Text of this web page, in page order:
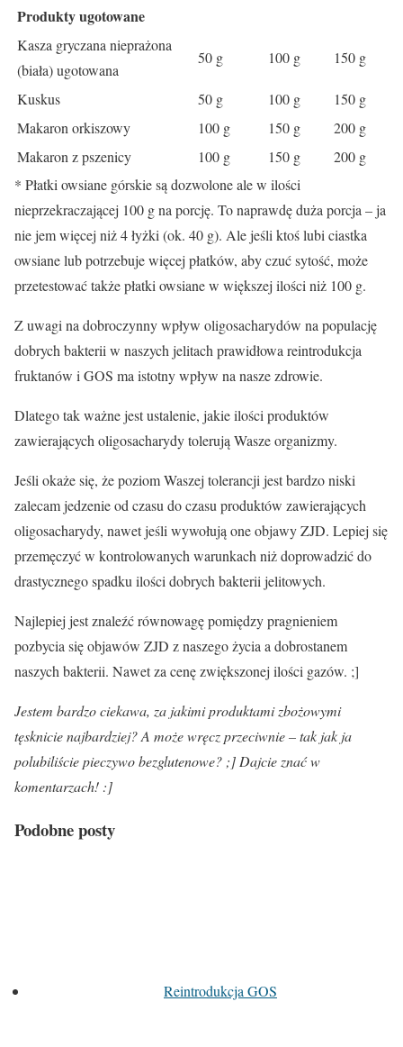
Produkty ugotowane
Kasza gryczana nieprażona
(biała) ugotowana
50 g 100 g 150 g
Kuskus 50 g 100 g
150 g
Makaron orkiszowy
100 g 150 g
200 g
Makaron z pszenicy
100 g 150 g
200 g
* Płatki owsiane górskie są dozwolone ale w ilości
nieprzekraczającej 100 g na porcję. To naprawdę duża porcja – ja
nie jem więcej niż 4 łyżki (ok. 40 g). Ale jeśli ktoś lubi ciastka
owsiane lub potrzebuje więcej płatków, aby czuć sytość, może
przetestować także płatki owsiane w większej ilości niż 100 g.
Z uwagi na dobroczynny wpływ oligosacharydów na populację
dobrych bakterii w naszych jelitach prawidłowa reintrodukcja
fruktanów i GOS ma istotny wpływ na nasze zdrowie.
Dlatego tak ważne jest ustalenie, jakie ilości produktów
zawierających oligosacharydy tolerują Wasze organizmy.
Jeśli okaże się, że poziom Waszej tolerancji jest bardzo niski
zalecam jedzenie od czasu do czasu produktów zawierających
oligosacharydy, nawet jeśli wywołują one objawy ZJD. Lepiej się
przemęczyć w kontrolowanych warunkach niż doprowadzić do
drastycznego spadku ilości dobrych bakterii jelitowych.
Najlepiej jest znaleźć równowagę pomiędzy pragnieniem
pozbycia się objawów ZJD z naszego życia a dobrostanem
naszych bakterii. Nawet za cenę zwiększonej ilości gazów. ;]
Jestem bardzo ciekawa, za jakimi produktami zbożowymi
tęsknicie najbardziej? A może wręcz przeciwnie – tak jak ja
polubiliście pieczywo bezglutenowe? ;] Dajcie znać w
komentarzach! :]
Podobne posty
Reintrodukcja GOS